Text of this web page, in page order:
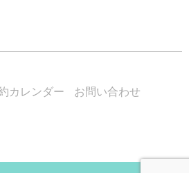
カレンダー お問い合わせ